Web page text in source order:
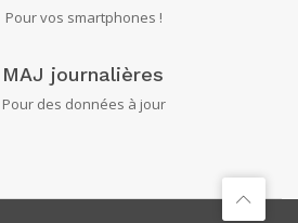
Pour vos smartphones !
MAJ journalières
Pour des données à jour